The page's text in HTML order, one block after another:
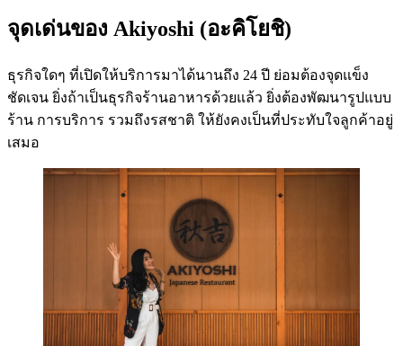
จุดเด่นของ Akiyoshi (อะคิโยชิ)
ธุรกิจใดๆ ที่เปิดให้บริการมาได้นานถึง 24 ปี ย่อมต้องจุดแข็ง
ชัดเจน ยิ่งถ้าเป็นธุรกิจร้านอาหารด้วยแล้ว ยิ่งต้องพัฒนารูปแบบ
ร้าน การบริการ รวมถึงรสชาติ ให้ยังคงเป็นที่ประทับใจลูกค้าอยู่
เสมอ